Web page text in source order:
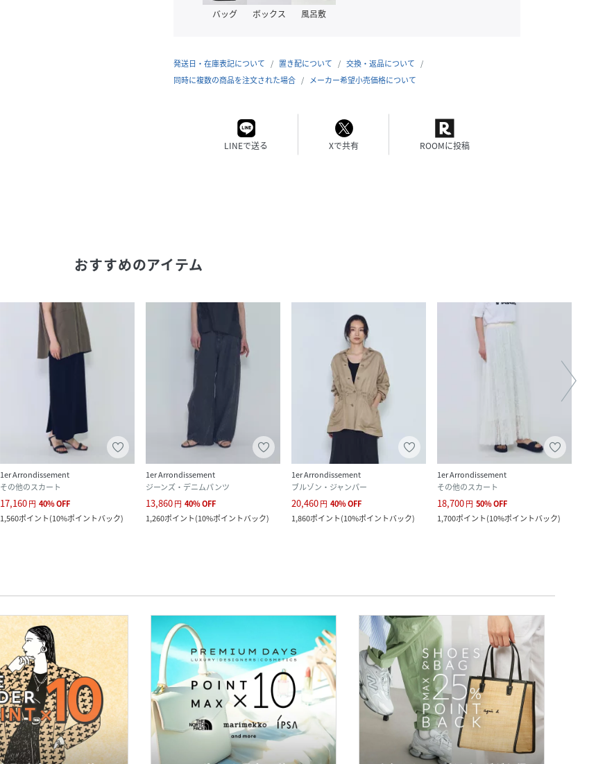
バッグ ボックス 風呂敷
発送日・在庫表記について 置き配について
交換・返品について
同時に複数の商品を注文された場合
メーカー希望小売価格について
LINEで送る Xで共有 ROOMに投稿
おすすめのアイテム
1er Arrondissement
その他のスカート
17,160円 40%OFF
1,560ポイント(10%ポイントバック)
1er Arrondissement
ジーンズ・デニムパンツ
13,860円 40%OFF
1,260ポイント(10%ポイントバック)
1er Arrondissement
ブルゾン・ジャンパー
20,460円 40%OFF
1,860ポイント(10%ポイントバック)
1er Arrondissement
その他のスカート
18,700円 50%OFF
1,700ポイント(10%ポイントバック)